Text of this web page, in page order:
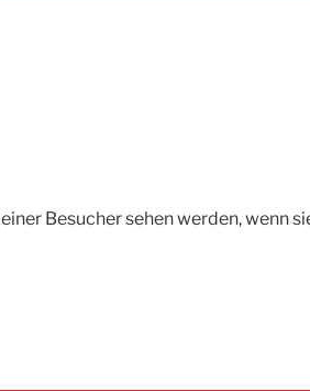
Besucher sehen werden, wenn